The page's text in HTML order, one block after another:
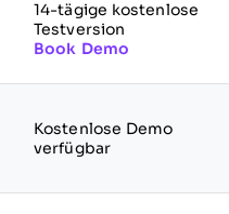
14-tägige kostenlose
Testversion
Book Demo
Kostenlose Demo
verfügbar